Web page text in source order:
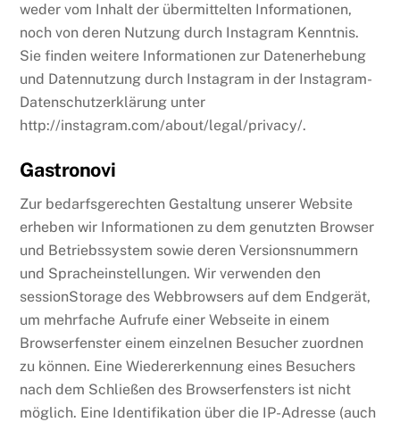
weder vom Inhalt der übermittelten Informationen,
noch von deren Nutzung durch Instagram Kenntnis.
Sie finden weitere Informationen zur Datenerhebung
und Datennutzung durch Instagram in der Instagram-
Datenschutzerklärung unter
http://instagram.com/about/legal/privacy/.
Gastronovi
Zur bedarfsgerechten Gestaltung unserer Website
erheben wir Informationen zu dem genutzten Browser
und Betriebssystem sowie deren Versionsnummern
und Spracheinstellungen. Wir verwenden den
sessionStorage des Webbrowsers auf dem Endgerät,
um mehrfache Aufrufe einer Webseite in einem
Browserfenster einem einzelnen Besucher zuordnen
zu können. Eine Wiedererkennung eines Besuchers
nach dem Schließen des Browserfensters ist nicht
möglich. Eine Identifikation über die IP-Adresse (auch